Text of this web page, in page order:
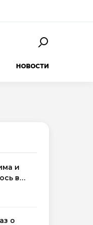
НОВОСТИ
и
в
о